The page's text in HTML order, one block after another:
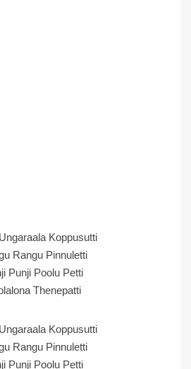
Ungaraala Koppusutti
Rangu Pinnuletti
Punji Poolu Petti
Thenepatti
Ungaraala Koppusutti
Rangu Pinnuletti
Punji Poolu Petti